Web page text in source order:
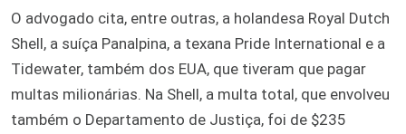
O advogado cita, entre outras, a holandesa Royal Dutch
Shell, a suíça Panalpina, a texana Pride International e a
Tidewater, também dos EUA, que tiveram que pagar
multas milionárias. Na Shell, a multa total, que envolveu
também o Departamento de Justiça, foi de $235